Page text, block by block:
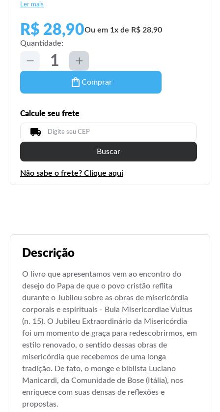
Ler mais
R$ 28,90Ou em 1x de R$ 28,90
Quantidade:
Comprar
Calcule seu frete
Buscar
Não sabe o frete? Clique aqui
Descrição
O livro que apresentamos vem ao encontro do
desejo do Papa de que o povo cristão reflita
durante o Jubileu sobre as obras de misericórdia
corporais e espirituais - Bula Misericordiae Vultus
(n. 15). O Jubileu Extraordinário da Misericórdia
foi um momento de graça para redescobrirmos, em
estilo renovado, o sentido dessas obras de
misericórdia que recebemos de uma longa
tradição. De fato, o monge e biblista Luciano
Manicardi, da Comunidade de Bose (Itália), nos
enriquece com suas densas de reflexões e
propostas.